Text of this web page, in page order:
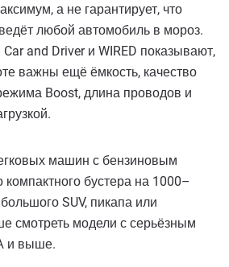
а не гарантирует, что
любой автомобиль в мороз.
and Driver и WIRED показывают,
важны ещё ёмкость, качество
Boost, длина проводов и
машин с бензиновым
бустера на 1000–
SUV, пикапа или
смотреть модели с серьёзным
и выше.